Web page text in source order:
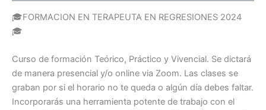
🎓FORMACION EN TERAPEUTA EN REGRESIONES 2024
🎓
Curso de formación Teórico, Práctico y Vivencial. Se dictará
de manera presencial y/o online via Zoom. Las clases se
graban por si el horario no te queda o algún día debes faltar.
Incorporarás una herramienta potente de trabajo con el